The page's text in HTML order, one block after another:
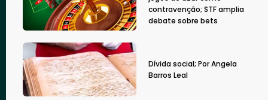
contravenção; STF amplia
debate sobre bets
Dívida social; Por Angela
Barros Leal